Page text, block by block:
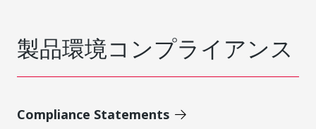
製品環境コンプライアンス
Compliance Statements